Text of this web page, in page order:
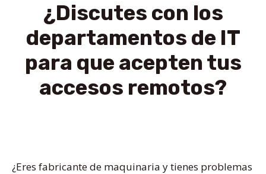
¿Discutes con los
departamentos de IT
para que acepten tus
accesos remotos?
¿Eres fabricante de maquinaria y tienes problemas